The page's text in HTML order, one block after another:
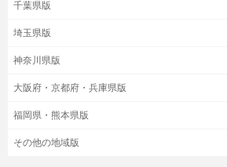
千葉県版
埼玉県版
神奈川県版
大阪府・京都府・兵庫県版
福岡県・熊本県版
その他の地域版